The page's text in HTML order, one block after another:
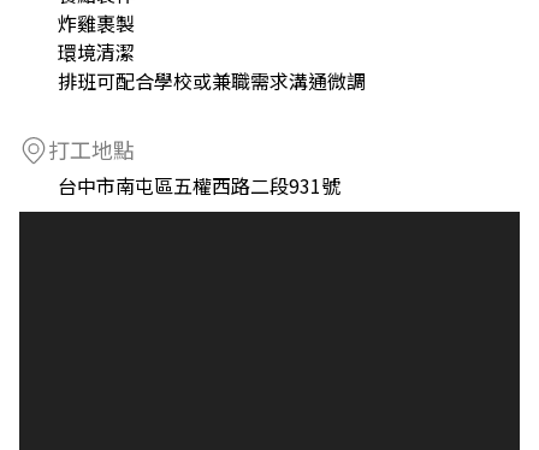
炸雞裹製
環境清潔
排班可配合學校或兼職需求溝通微調
打工地點
台中市南屯區五權西路二段931號